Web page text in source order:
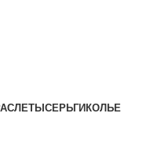
СЕРЬГИ КОЛЬЕ